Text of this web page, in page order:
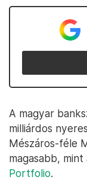
A magyar
milliárdos
Mészáros-féle
magasabb,
Portfolio.